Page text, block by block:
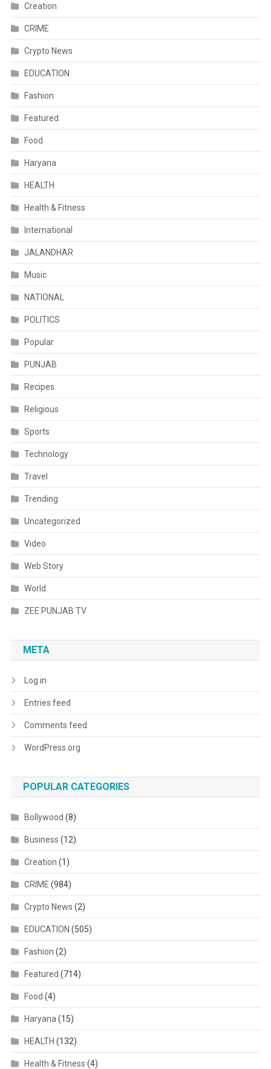
Creation
CRIME
Crypto News
EDUCATION
Fashion
Featured
Food
Haryana
HEALTH
Health & Fitness
International
JALANDHAR
Music
NATIONAL
POLITICS
Popular
PUNJAB
Recipes
Religious
Sports
Technology
Travel
Trending
Uncategorized
Video
Web Story
World
ZEE PUNJAB TV
META
Log in
Entries feed
Comments feed
WordPress.org
POPULAR CATEGORIES
Bollywood (8)
Business (12)
Creation (1)
CRIME (984)
Crypto News (2)
EDUCATION (505)
Fashion (2)
Featured (714)
Food (4)
Haryana (15)
HEALTH (132)
Health & Fitness (4)